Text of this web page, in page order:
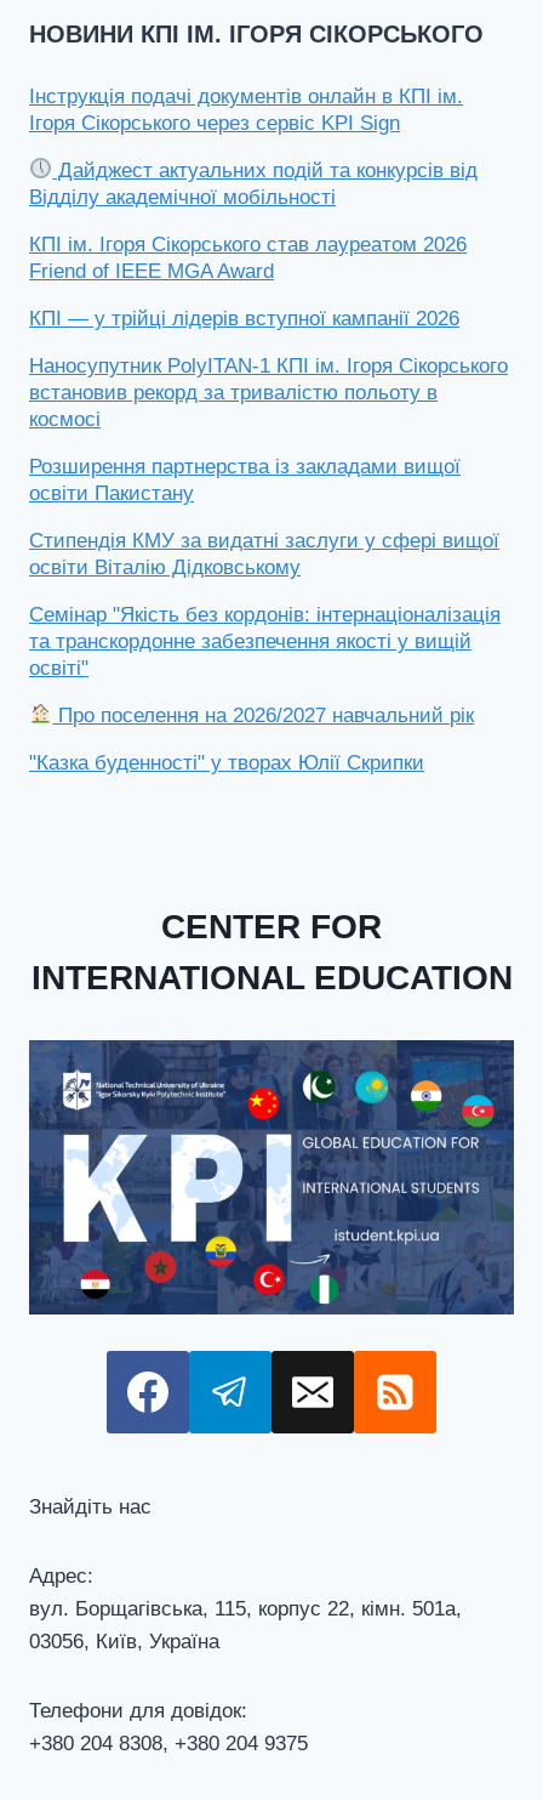
НОВИНИ КПІ ІМ. ІГОРЯ СІКОРСЬКОГО
Інструкція подачі документів онлайн в КПІ ім.
Ігоря Сікорського через сервіс KPI Sign
Дайджест актуальних подій та конкурсів від
Відділу академічної мобільності
КПІ ім. Ігоря Сікорського став лауреатом 2026
Friend of IEEE MGA Award
КПІ — у трійці лідерів вступної кампанії 2026
Наносупутник PolyITAN-1 КПІ ім. Ігоря Сікорського
встановив рекорд за тривалістю польоту в
космосі
Розширення партнерства із закладами вищої
освіти Пакистану
Стипендія КМУ за видатні заслуги у сфері вищої
освіти Віталію Дідковському
Семінар "Якість без кордонів: інтернаціоналізація
та транскордонне забезпечення якості у вищій
освіті"
Про поселення на 2026/2027 навчальний рік
"Казка буденності" у творах Юлії Скрипки
CENTER FOR
INTERNATIONAL EDUCATION
Знайдіть нас
Адрес:
вул. Борщагівська, 115, корпус 22, кiмн. 501а,
03056, Київ, Україна
Телефони для довiдок:
+380 204 8308, +380 204 9375